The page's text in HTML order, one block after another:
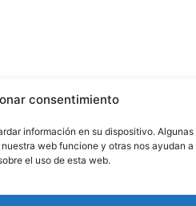
consentimiento
información en su dispositivo. Algunas
web funcione y otras nos ayudan a
el uso de esta web.